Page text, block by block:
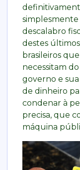
descalabro
destes
brasileiros
necessitam
governo e
de dinheiro
condenar à
precisa, que
máquina